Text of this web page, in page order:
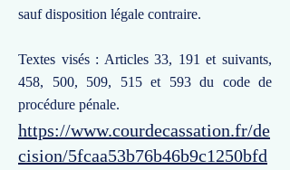
sauf disposition légale contraire.
Textes visés : Articles 33, 191 et suivants,
458, 500, 509, 515 et 593 du code de
procédure pénale.
https://www.courdecassation.fr/de
cision/5fcaa53b76b46b9c1250bfd